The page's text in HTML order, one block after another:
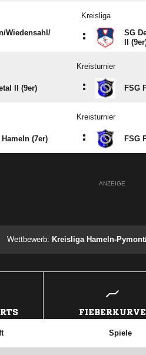
Kreisliga
​Wiedensahl/​
:
SG
II
Kreisturnier
II (9er) : FSG
Kreisturnier
(7er) : FSG
ANZEIGE
Wettbewerb: Kreisliga Hameln-Pymont/
FIEBERKURVE
Spiele